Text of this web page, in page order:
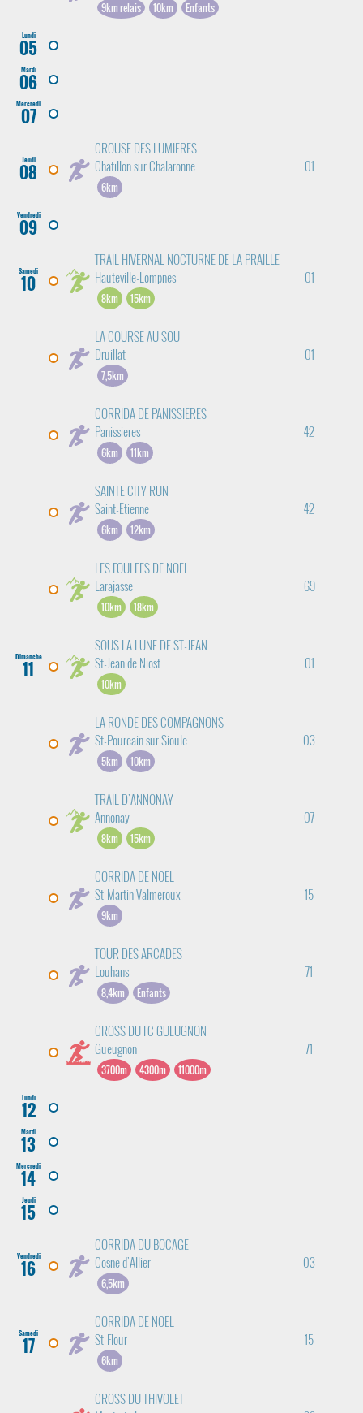
9km relais 10km Enfants
Lundi
05
Mardi
06
Mercredi
07
Jeudi
08
CROUSE DES LUMIERES
Chatillon sur Chalaronne
01
6km
Vendredi
09
Samedi
10
TRAIL HIVERNAL NOCTURNE DE LA PRAILLE
Hauteville-Lompnes
01
8km 15km
LA COURSE AU SOU
Druillat
01
7,5km
CORRIDA DE PANISSIERES
Panissieres
42
6km 11km
SAINTE CITY RUN
Saint-Etienne
42
6km 12km
LES FOULEES DE NOEL
Larajasse
69
10km 18km
Dimanche
11
SOUS LA LUNE DE ST-JEAN
St-Jean de Niost
01
10km
LA RONDE DES COMPAGNONS
St-Pourcain sur Sioule
03
5km 10km
TRAIL D'ANNONAY
Annonay
07
8km 15km
CORRIDA DE NOEL
St-Martin Valmeroux
15
9km
TOUR DES ARCADES
Louhans
71
8,4km Enfants
CROSS DU FC GUEUGNON
Gueugnon
71
3700m 4300m 11000m
Lundi
12
Mardi
13
Mercredi
14
Jeudi
15
Vendredi
16
CORRIDA DU BOCAGE
Cosne d'Allier
03
6,5km
Samedi
17
CORRIDA DE NOEL
St-Flour
15
6km
CROSS DU THIVOLET